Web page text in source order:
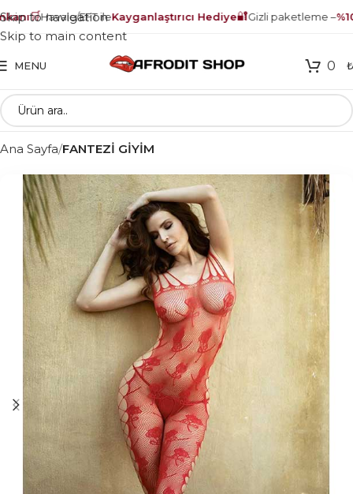
🛒Havale/EFT ileKayganlaştırıcı Hediye🔐Gizli paketleme –
Skip to navigation
Skip to main content
MENU 0 ₺
Ana Sayfa FANTEZİ GİYİM